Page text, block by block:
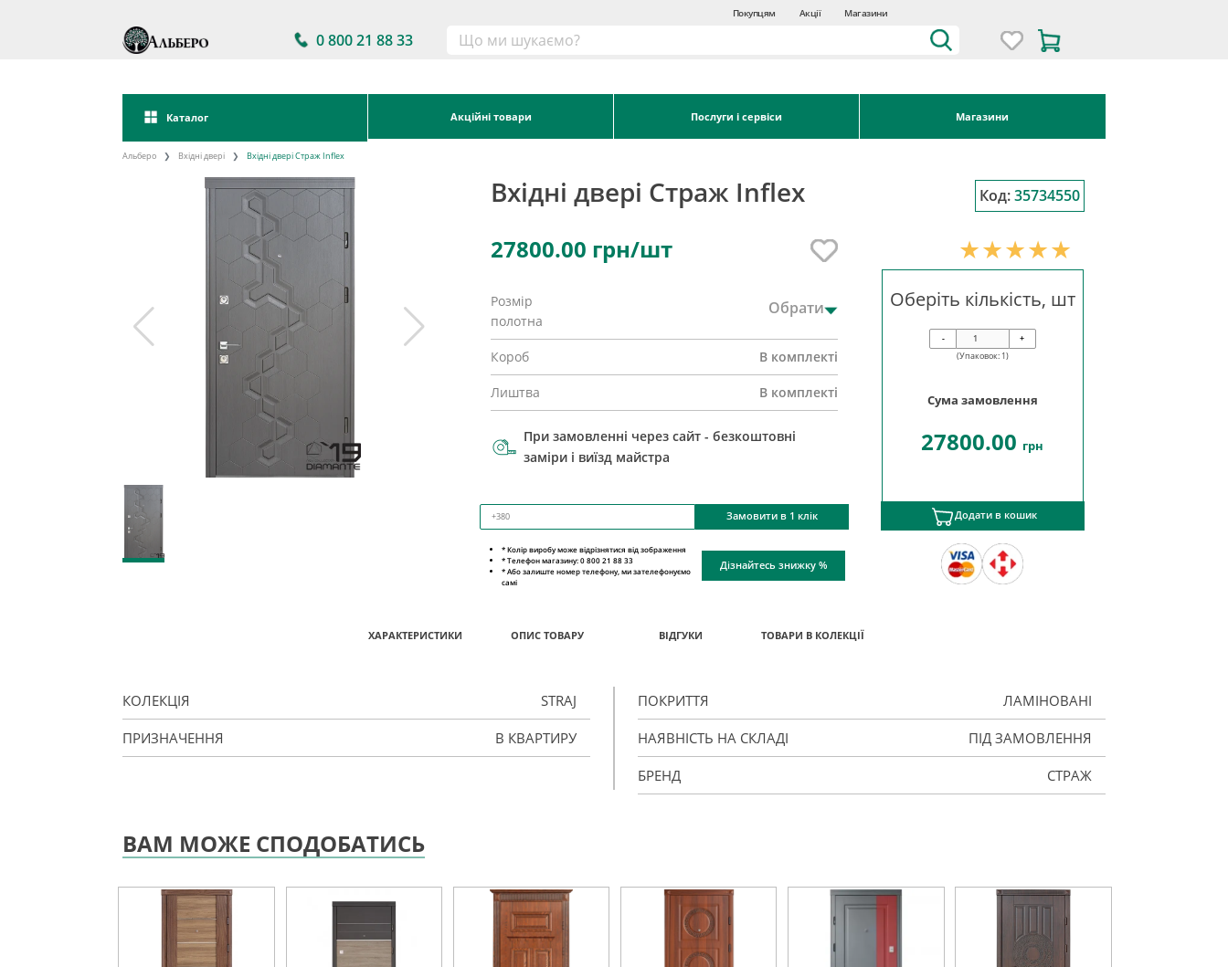
Покупцям Акції Магазини
0 800 21 88 33
Каталог Акційні товари Послуги і сервіси Магазини
Альберо Вхідні двері Вхідні двері Страж Inflex
Вхідні двері Страж Inflex Код: 35734550
27800.00 грн/шт
Розмір
полотна
Обрати
Короб В комплекті
Лиштва В комплекті
При замовленні через сайт - безкоштовні
заміри і виїзд майстра
Замовити в 1 клік
Оберіть кількість, шт
-
+
(Упаковок: 1)
Сума замовлення
27800.00 грн
Додати в кошик
* Колір виробу може відрізнятися від зображення
* Телефон магазину: 0 800 21 88 33
* Або залиште номер телефону, ми зателефонуємо
самі
Дізнайтесь знижку %
ХАРАКТЕРИСТИКИ ОПИС ТОВАРУ ВІДГУКИ ТОВАРИ В КОЛЕКЦІЇ
КОЛЕКЦІЯ STRAJ
ПРИЗНАЧЕННЯ В КВАРТИРУ
ПОКРИТТЯ ЛАМІНОВАНІ
НАЯВНІСТЬ НА СКЛАДІ ПІД ЗАМОВЛЕННЯ
БРЕНД СТРАЖ
ВАМ МОЖЕ СПОДОБАТИСЬ